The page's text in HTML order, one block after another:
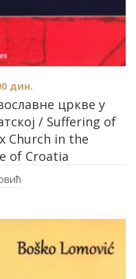
цркве у
/ Suffering of
Church in the
of Croatia
дин.